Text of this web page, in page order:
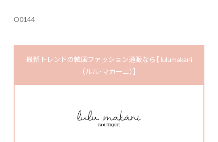
O0144
最新トレンドの韓国ファッション通販なら【 lulumakani
（ルル･マカーニ）】